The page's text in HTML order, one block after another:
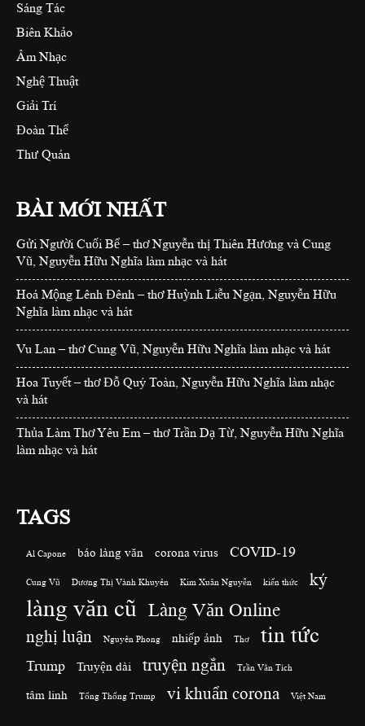
Sáng Tác
Biên Khảo
Âm Nhạc
Nghệ Thuật
Giải Trí
Đoàn Thể
Thư Quán
BÀI MỚI NHẤT
Gửi Người Cuối Bể – thơ Nguyễn thị Thiên Hương và Cung
Vũ, Nguyễn Hữu Nghĩa làm nhạc và hát
Hoá Mộng Lênh Đênh – thơ Huỳnh Liễu Ngạn, Nguyễn Hữu
Nghĩa làm nhạc và hát
Vu Lan – thơ Cung Vũ, Nguyễn Hữu Nghĩa làm nhạc và hát
Hoa Tuyết – thơ Đỗ Quý Toàn, Nguyễn Hữu Nghĩa làm nhạc
và hát
Thủa Làm Thơ Yêu Em – thơ Trần Dạ Từ, Nguyễn Hữu Nghĩa
làm nhạc và hát
TAGS
Al Capone báo làng văn corona virus COVID-19
Cung Vũ Dương Thị Vành Khuyên Kim Xuân Nguyễn kiến thức ký
làng văn cũ Làng Văn Online
nghị luận Nguyên Phong nhiếp ảnh Thơ tin tức
Trump Truyện dài truyện ngắn Trần Văn Tích
tâm linh Tổng Thống Trump vi khuẩn corona Việt Nam